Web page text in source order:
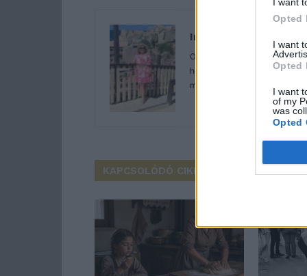
Opted
I want
Opted
I want
of my
was
Opted
Imre Hilda
Oktatás és nevelés területén
hétköznapok függönye mögé
mögött. Néha meséket is
KAPCSOLÓDÓ CIKKEK